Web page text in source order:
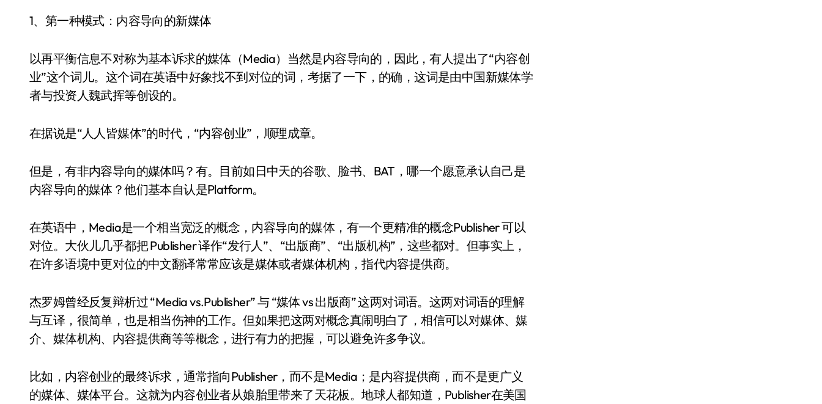
1、第一种模式：内容导向的新媒体
以再平衡信息不对称为基本诉求的媒体（Media）当然是内容导向的，因此，有人提出了“内容创
业”这个词儿。这个词在英语中好象找不到对位的词，考据了一下，的确，这词是由中国新媒体学
者与投资人魏武挥等创设的。
在据说是“人人皆媒体”的时代，“内容创业”，顺理成章。
但是，有非内容导向的媒体吗？有。目前如日中天的谷歌、脸书、BAT，哪一个愿意承认自己是
内容导向的媒体？他们基本自认是Platform。
在英语中，Media是一个相当宽泛的概念，内容导向的媒体，有一个更精准的概念Publisher 可以
对位。大伙儿几乎都把 Publisher 译作“发行人”、“出版商”、“出版机构”，这些都对。但事实上，
在许多语境中更对位的中文翻译常常应该是媒体或者媒体机构，指代内容提供商。
杰罗姆曾经反复辩析过 “Media vs.Publisher” 与 “媒体 vs 出版商” 这两对词语。这两对词语的理解
与互译，很简单，也是相当伤神的工作。但如果把这两对概念真闹明白了，相信可以对媒体、媒
介、媒体机构、内容提供商等等概念，进行有力的把握，可以避免许多争议。
比如，内容创业的最终诉求，通常指向Publisher，而不是Media；是内容提供商，而不是更广义
的媒体、媒体平台。这就为内容创业者从娘胎里带来了天花板。地球人都知道，Publisher在美国